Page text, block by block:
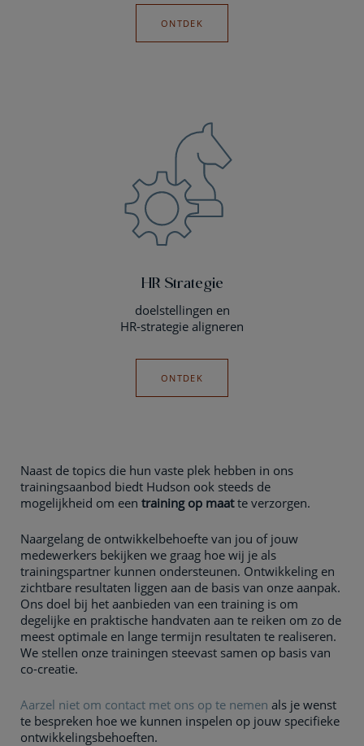
ONTDEK
HR Strategie
doelstellingen en
HR-strategie aligneren
ONTDEK
Naast de topics die hun vaste plek hebben in ons
trainingsaanbod biedt Hudson ook steeds de
mogelijkheid om een training op maatte verzorgen.
Naargelang de ontwikkelbehoefte van jou of jouw
medewerkers bekijken we graag hoe wij je als
trainingspartner kunnen ondersteunen. Ontwikkeling en
zichtbare resultaten liggen aan de basis van onze aanpak.
Ons doel bij het aanbieden van een training is om
degelijke en praktische handvaten aan te reiken om zo de
meest optimale en lange termijn resultaten te realiseren.
We stellen onze trainingen steevast samen op basis van
co-creatie.
Aarzel niet om contact met ons op te nemen als je wenst
te bespreken hoe we kunnen inspelen op jouw specifieke
ontwikkelingsbehoeften.